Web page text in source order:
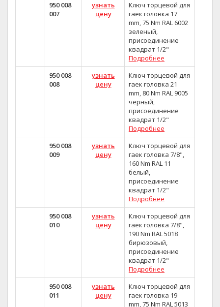
950 008
007
узнать
цену
Ключ торцевой для
гаек головка 17
mm, 75 Nm RAL 6002
зеленый,
присоединение
квадрат 1/2"
Подробнее
950 008
008
узнать
цену
Ключ торцевой для
гаек головка 21
mm, 80 Nm RAL 9005
черный,
присоединение
квадрат 1/2"
Подробнее
950 008
009
узнать
цену
Ключ торцевой для
гаек головка 7/8",
160 Nm RAL 11
белый,
присоединение
квадрат 1/2"
Подробнее
950 008
010
узнать
цену
Ключ торцевой для
гаек головка 7/8",
190 Nm RAL 5018
бирюзовый,
присоединение
квадрат 1/2"
Подробнее
950 008
011
узнать
цену
Ключ торцевой для
гаек головка 19
mm, 75 Nm RAL 5013